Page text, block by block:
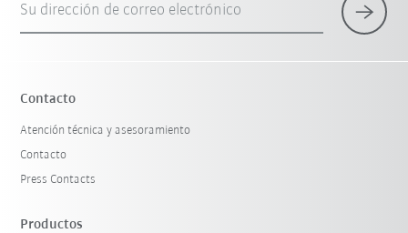
Su dirección de correo electrónico
Contacto
Atención técnica y asesoramiento
Contacto
Press Contacts
Productos